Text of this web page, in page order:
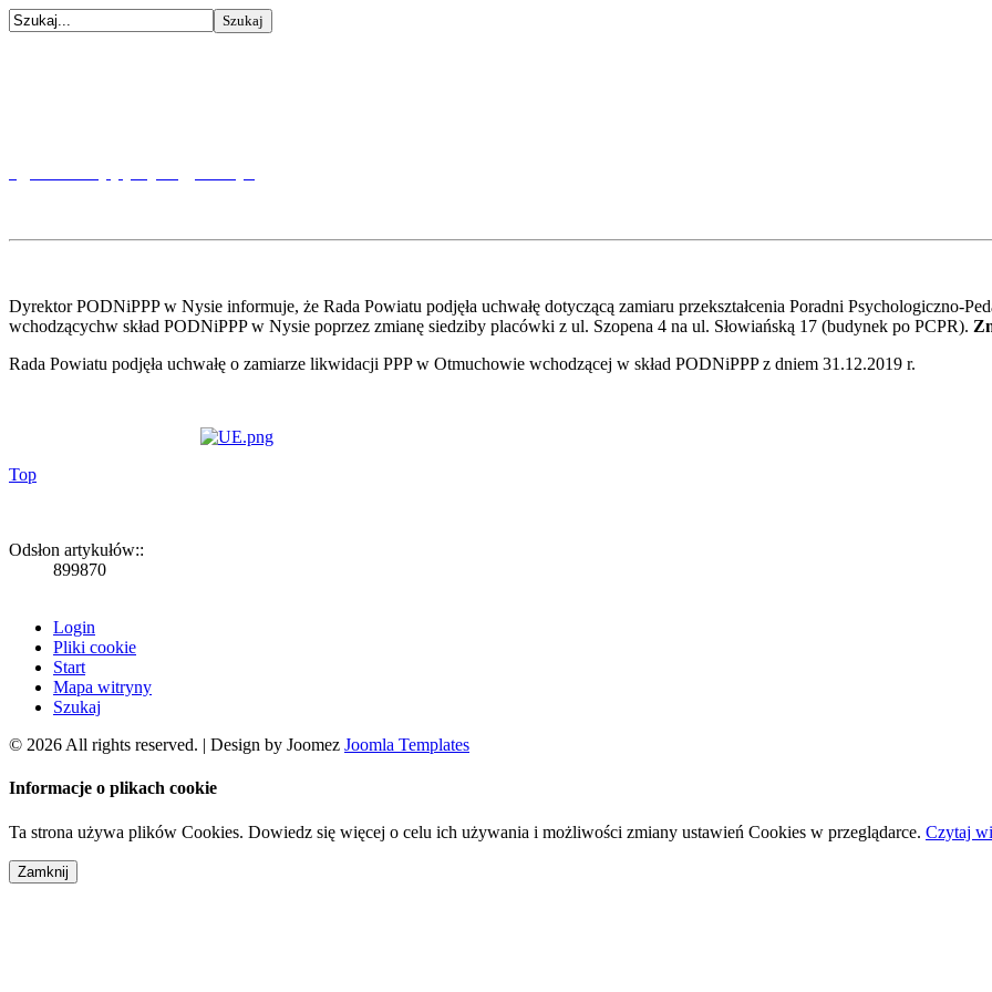
Dyrektor PODNiPPP w Nysie informuje, że Rada Powiatu podjęła uchwałę dotyczącą zamiaru przekształcenia Poradni Psychologiczno-
wchodzącychw skład PODNiPPP w Nysie poprzez zmianę siedziby placówki z ul. Szopena 4 na ul. Słowiańską 17 (budynek po PCPR).
Rada Powiatu podjęła uchwałę o zamiarze likwidacji PPP w Otmuchowie wchodzącej w skład PODNiPPP z dniem 31.12.2019 r.
Top
Odsłon artykułów::
899870
Login
Pliki cookie
Start
Mapa witryny
Szukaj
© 2026 All rights reserved. | Design by Joomez Joomla Templates
Informacje o plikach cookie
Ta strona używa plików Cookies. Dowiedz się więcej o celu ich używania i możliwości zmiany ustawień Cookies w przeglądarce. Czytaj